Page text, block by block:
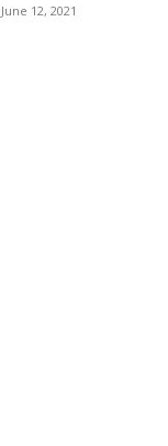
June 12, 2021